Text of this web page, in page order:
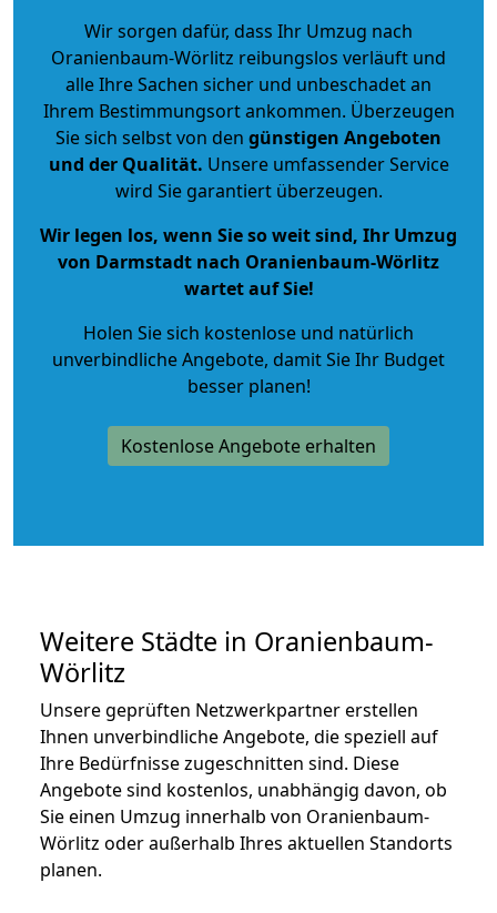
Wir sorgen dafür, dass Ihr Umzug nach
Oranienbaum-Wörlitz reibungslos verläuft und
alle Ihre Sachen sicher und unbeschadet an
Ihrem Bestimmungsort ankommen. Überzeugen
Sie sich selbst von den günstigen Angeboten
und der Qualität. Unsere umfassender Service
wird Sie garantiert überzeugen.
Wir legen los, wenn Sie so weit sind, Ihr Umzug
von Darmstadt nach Oranienbaum-Wörlitz
wartet auf Sie!
Holen Sie sich kostenlose und natürlich
unverbindliche Angebote, damit Sie Ihr Budget
besser planen!
Kostenlose Angebote erhalten
Weitere Städte in Oranienbaum-
Wörlitz
Unsere geprüften Netzwerkpartner erstellen
Ihnen unverbindliche Angebote, die speziell auf
Ihre Bedürfnisse zugeschnitten sind. Diese
Angebote sind kostenlos, unabhängig davon, ob
Sie einen Umzug innerhalb von Oranienbaum-
Wörlitz oder außerhalb Ihres aktuellen Standorts
planen.